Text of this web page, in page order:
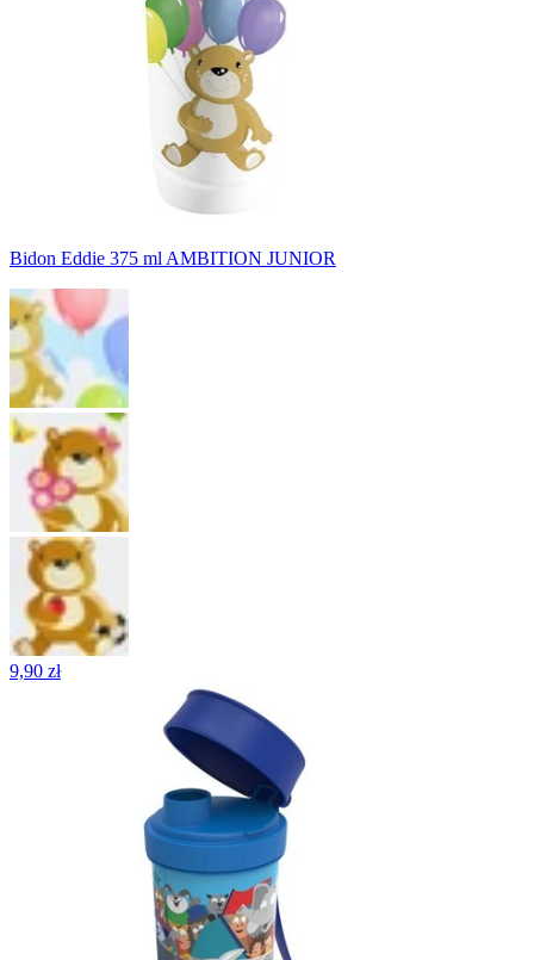
Bidon Eddie 375 ml AMBITION JUNIOR
9,90 zł